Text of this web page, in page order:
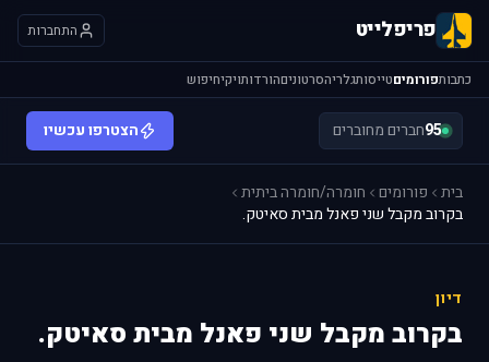
פריפלייט התחברות
כתבותפורומיםטייסותגלריהסרטוניםהורדותויקיחיפוש
95חברים מחוברים הצטרפו עכשיו
בית פורומים
חומרה/חומרה ביתית
בקרוב מקבל שני פאנל מבית סאיטק.
דיון
בקרוב מקבל שני פאנל מבית סאיטק.